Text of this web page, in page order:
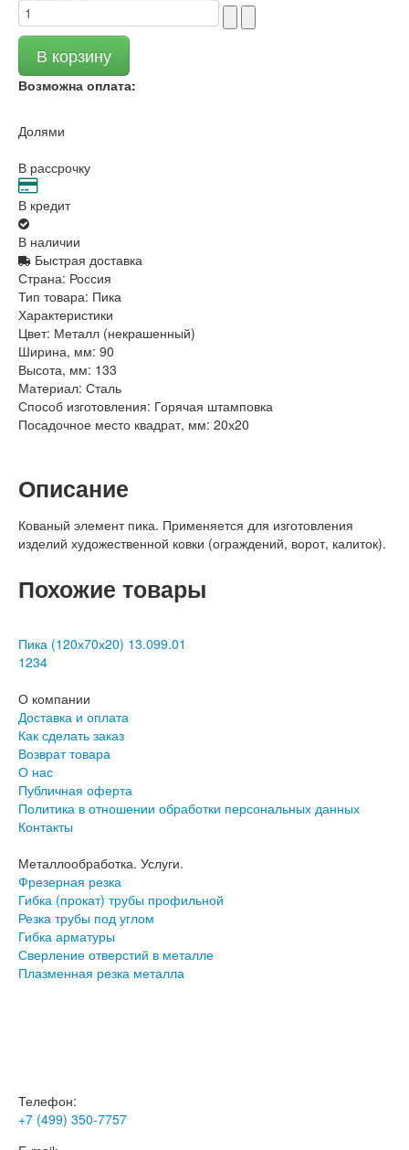
Возможна оплата:
Долями
В рассрочку
В кредит
В наличии
Быстрая доставка
Страна: Россия
Тип товара: Пика
Характеристики
Цвет: Металл (некрашенный)
Ширина, мм: 90
Высота, мм: 133
Материал: Сталь
Способ изготовления: Горячая штамповка
Посадочное место квадрат, мм: 20х20
Описание
Кованый элемент пика. Применяется для изготовления
изделий художественной ковки (ограждений, ворот, калиток).
Похожие товары
Пика (120х70х20) 13.099.01
1234
О компании
Доставка и оплата
Как сделать заказ
Возврат товара
О нас
Публичная оферта
Политика в отношении обработки персональных данных
Контакты
Металлообработка. Услуги.
Фрезерная резка
Гибка (прокат) трубы профильной
Резка трубы под углом
Гибка арматуры
Сверление отверстий в металле
Плазменная резка металла
Телефон:
+7 (499) 350-7757